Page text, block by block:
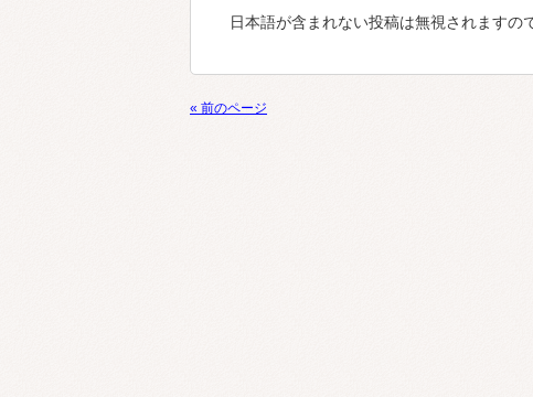
日本語が含まれない投稿は無視されますの
« 前のページ